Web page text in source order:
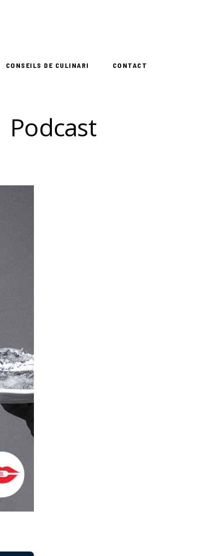
CONSEILS DE CULINARI CONTACT